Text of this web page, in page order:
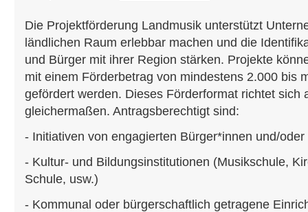
Die Projektförderung Landmusik unterstützt
ländlichen Raum erlebbar machen und die
und Bürger mit ihrer Region stärken. Projekte
mit einem Förderbetrag von mindestens 2.000 bis
gefördert werden. Dieses Förderformat richtet sich
gleichermaßen. Antragsberechtigt sind:
- Initiativen von engagierten Bürger*innen und/
- Kultur- und Bildungsinstitutionen (Musikschule,
Schule, usw.)
- Kommunal oder bürgerschaftlich getragene